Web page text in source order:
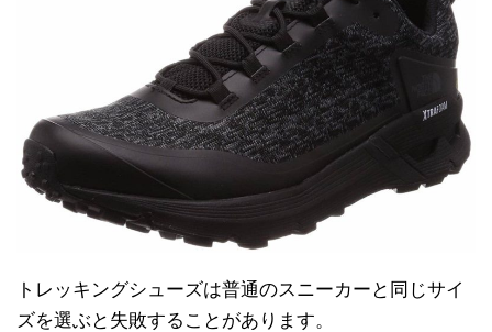
トレッキングシューズは普通のスニーカーと同じサイ
ズを選ぶと失敗することがあります。